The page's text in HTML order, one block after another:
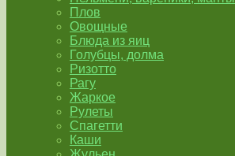
Плов
Овощные
Блюда из яиц
Голубцы, долма
Ризотто
Рагу
Жаркое
Рулеты
Спагетти
Каши